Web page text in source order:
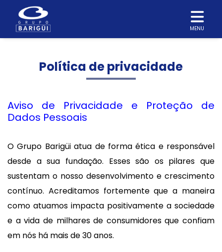
MENU
Política de privacidade
Aviso de Privacidade e Proteção de
Dados Pessoais
O Grupo Barigüi atua de forma ética e responsável
desde a sua fundação. Esses são os pilares que
sustentam o nosso desenvolvimento e crescimento
contínuo. Acreditamos fortemente que a maneira
como atuamos impacta positivamente a sociedade
e a vida de milhares de consumidores que confiam
em nós há mais de 30 anos.